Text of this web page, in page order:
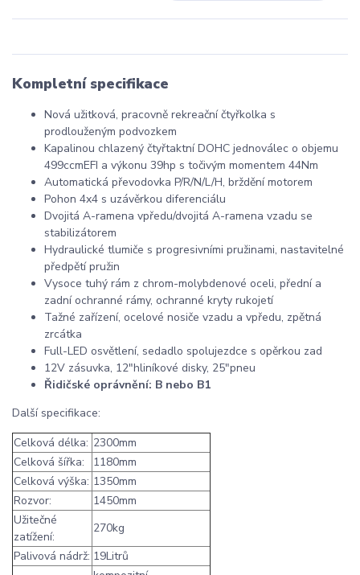
Kompletní specifikace
Nová užitková, pracovně rekreační čtyřkolka s
prodlouženým podvozkem
Kapalinou chlazený čtyřtaktní DOHC jednoválec o objemu
499ccmEFI a výkonu 39hp s točivým momentem 44Nm
Automatická převodovka P/R/N/L/H, brždění motorem
Pohon 4x4 s uzávěrkou diferenciálu
Dvojitá A-ramena vpředu/dvojitá A-ramena vzadu se
stabilizátorem
Hydraulické tlumiče s progresivními pružinami, nastavitelné
předpětí pružin
Vysoce tuhý rám z chrom-molybdenové oceli, přední a
zadní ochranné rámy, ochranné kryty rukojetí
Tažné zařízení, ocelové nosiče vzadu a vpředu, zpětná
zrcátka
Full-LED osvětlení, sedadlo spolujezdce s opěrkou zad
12V zásuvka, 12"hliníkové disky, 25"pneu
Řidičské oprávnění: B nebo B1
Další specifikace:
Celková délka: 2300mm
Celková šířka:
1180mm
Celková výška: 1350mm
Rozvor:
1450mm
Užitečné
zatížení:
270kg
Palivová nádrž: 19Litrů